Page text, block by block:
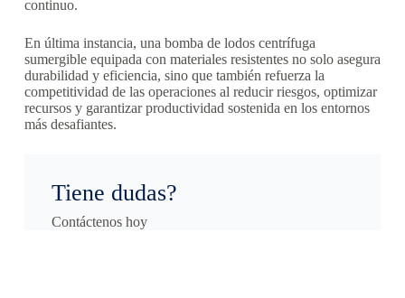
continuo.
En última instancia, una bomba de lodos centrífuga
sumergible equipada con materiales resistentes no solo asegura
durabilidad y eficiencia, sino que también refuerza la
competitividad de las operaciones al reducir riesgos, optimizar
recursos y garantizar productividad sostenida en los entornos
más desafiantes.
Tiene dudas?
Contáctenos hoy